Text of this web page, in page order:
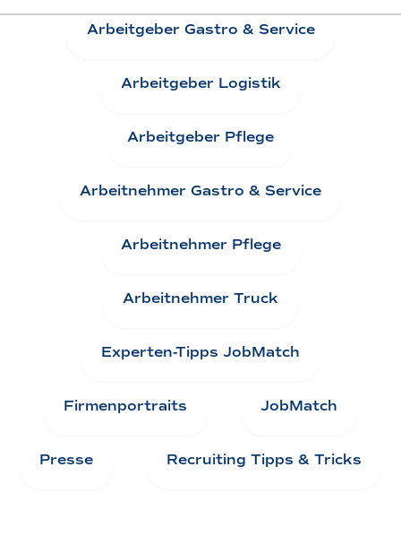
Arbeitgeber Gastro & Service
Arbeitgeber Logistik
Arbeitgeber Pflege
Arbeitnehmer Gastro & Service
Arbeitnehmer Pflege
Arbeitnehmer Truck
Experten-Tipps JobMatch
Firmenportraits JobMatch
Presse Recruiting Tipps & Tricks